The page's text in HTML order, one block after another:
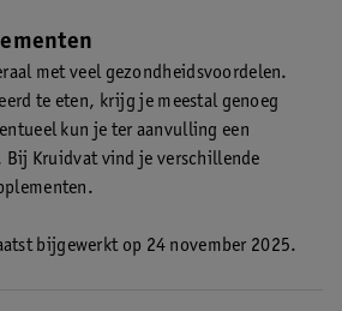
dag gebruiken, maar houd je wel aan
Te veel magnesium is niet goed
met veel gezondheidsvoordelen.
te eten, krijg je meestal genoeg
kun je ter aanvulling een
Bij Kruidvat vind je verschillende
bijgewerkt op 24 november 2025.